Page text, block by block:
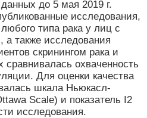
до 5 мая 2019 г.
исследования,
типа рака у лиц с
а также исследования
скринингом рака и
сравнивалась охваченность
Для оценки качества
шкала Ньюкасл-
Scale) и показатель I2
исследования.